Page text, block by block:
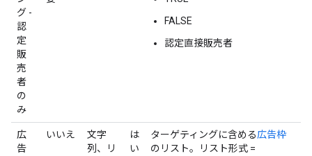
グ -
認
定
販
売
者
の
み
FALSE
認定直接販売者
広
告
いいえ
文字
列、リ
は
い
ターゲティングに含める広告枠
のリスト。リスト形式 =